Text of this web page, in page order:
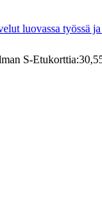
luovassa työssä
S-Etukorttia: